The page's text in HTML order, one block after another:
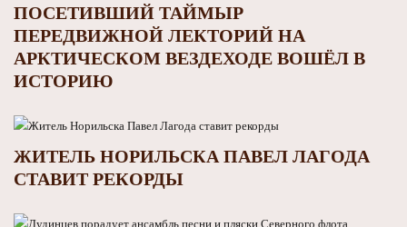
ПОСЕТИВШИЙ ТАЙМЫР
ПЕРЕДВИЖНОЙ ЛЕКТОРИЙ НА
АРКТИЧЕСКОМ ВЕЗДЕХОДЕ ВОШЁЛ В
ИСТОРИЮ
ЖИТЕЛЬ НОРИЛЬСКА ПАВЕЛ ЛАГОДА
СТАВИТ РЕКОРДЫ